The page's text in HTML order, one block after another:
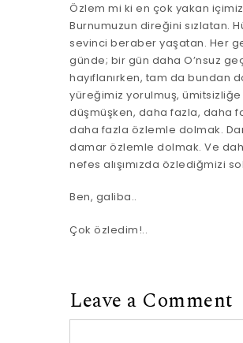
Özlem mi ki en çok yakan
Burnumuzun direğini sızlatan.
sevinci beraber yaşatan. Her
günde; bir gün daha O’nsuz
hayıflanırken, tam da bundan
yüreğimiz yorulmuş, ümitsizliğe
düşmüşken, daha fazla, daha
daha fazla özlemle dolmak.
damar özlemle dolmak. Ve
nefes alışımızda özlediğmizi
Ben, galiba..
Çok özledim!..
Leave a Comment